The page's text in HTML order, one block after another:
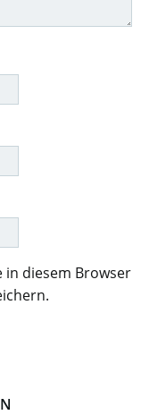
in diesem Browser